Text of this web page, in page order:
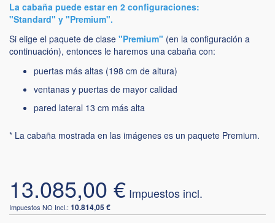
La cabaña puede estar en 2 configuraciones:
"Standard" y "Premium".
Si elige el paquete de clase "Premium" (en la configuración a
continuación), entonces le haremos una cabaña con:
puertas más altas (198 cm de altura)
ventanas y puertas de mayor calidad
pared lateral 13 cm más alta
* La cabaña mostrada en las imágenes es un paquete Premium.
13.085,00 €
10.814,05 €